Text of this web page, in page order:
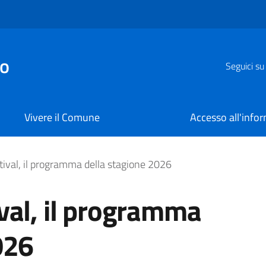
Seguici su
Vivere il Comune Accesso
della
il programma della stagione 2026
il programma